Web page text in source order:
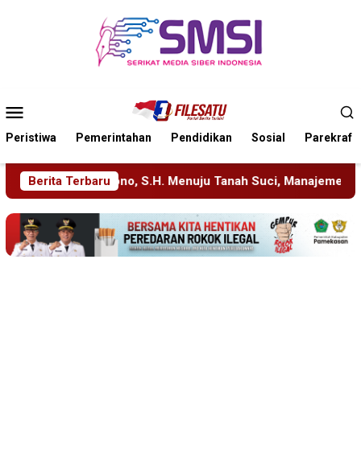
Mobile
Peristiwa Pemerintahan Pendidikan Sosial Parekraf
Berita Terbaru
Suci, Manajemen Pastikan Pelayanan Berita Tetap